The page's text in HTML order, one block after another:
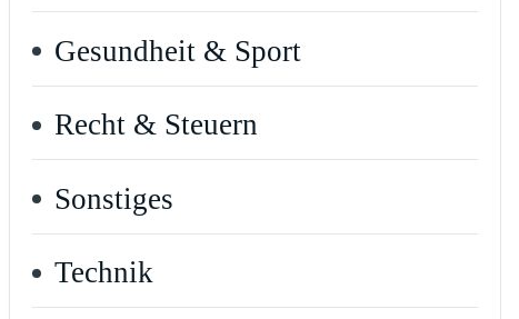
Gesundheit & Sport
Recht & Steuern
Sonstiges
Technik